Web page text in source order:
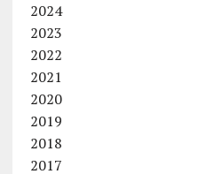
2024
2023
2022
2021
2020
2019
2018
2017